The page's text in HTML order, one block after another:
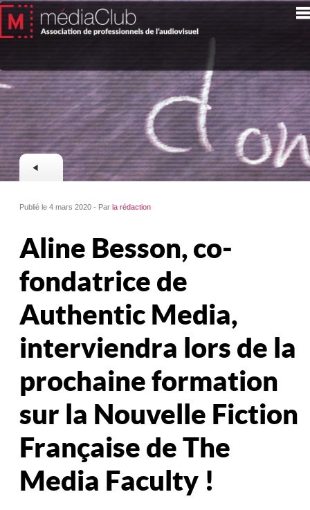
Publié le 4 mars 2020 - Parla rédaction
Aline Besson, co-
fondatrice de
Authentic Media,
interviendra lors de la
prochaine formation
sur la Nouvelle Fiction
Française de The
Media Faculty !